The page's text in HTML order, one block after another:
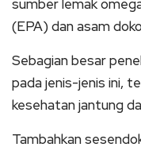
sumber lemak
(EPA) dan asam
Sebagian besar
pada jenis-jenis ini,
kesehatan jantung
Tambahkan